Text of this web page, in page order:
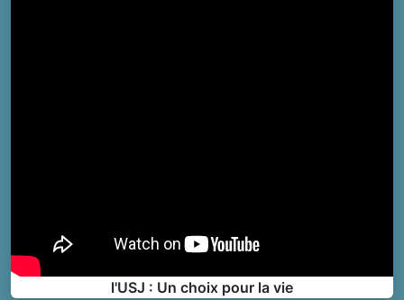
l'USJ : Un choix pour la vie